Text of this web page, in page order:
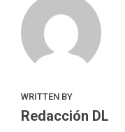
WRITTEN BY
Redacción DL